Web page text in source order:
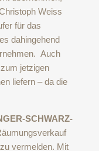
Weiss
für das
dahingehend
Auch
jetzigen
liefern – da die
SCHWARZ-
vermelden. Mit